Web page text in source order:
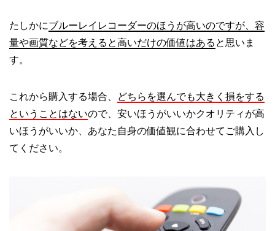
たしかにブルーレイレコーダーのほうが高いのですが、容
量や画質などを考えると高いだけの価値はある と思いま
す。
これから購入する場合、
どちらを選んでも大きく損をする
ということはないので、安いほうがいいかクオリティが高
いほうがいいか、あなた自身の価値観に合わせてご購入し
てください。